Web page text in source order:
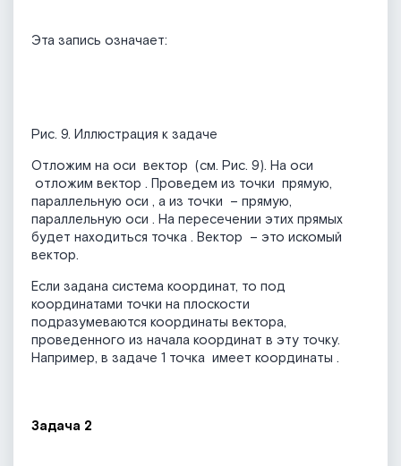
Эта запись означает:
Рис. 9. Иллюстрация к задаче
Отложим на оси вектор (см. Рис. 9). На оси
отложим вектор . Проведем из точки прямую,
параллельную оси , а из точки – прямую,
параллельную оси . На пересечении этих прямых
будет находиться точка . Вектор – это искомый
вектор.
Если задана система координат, то под
координатами точки на плоскости
подразумеваются координаты вектора,
проведенного из начала координат в эту точку.
Например, в задаче 1 точка имеет координаты .
Задача 2